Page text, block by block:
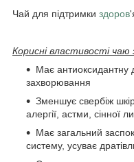
Чай для підтримки здоров
Корисні властивості
Має антиоксидантну
захворювання
Зменшує свербіж
алергії, астми, сінної
Має загальний
систему, усуває